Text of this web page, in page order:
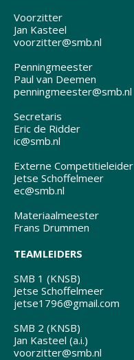
Voorzitter
Jan Kasteel
voorzitter@smb.nl
Penningmeester
Paul van Deemen
penningmeester@smb.nl
Secretaris
Eric de Ridder
ic@smb.nl
Externe Competitieleider
Jetse Schoffelmeer
ec@smb.nl
Materiaalmeester
Frans Drummen
TEAMLEIDERS
SMB 1 (KNSB)
Jetse Schoffelmeer
jetse1796@gmail.com
SMB 2 (KNSB)
Jan Kasteel (a.i.)
voorzitter@smb.nl